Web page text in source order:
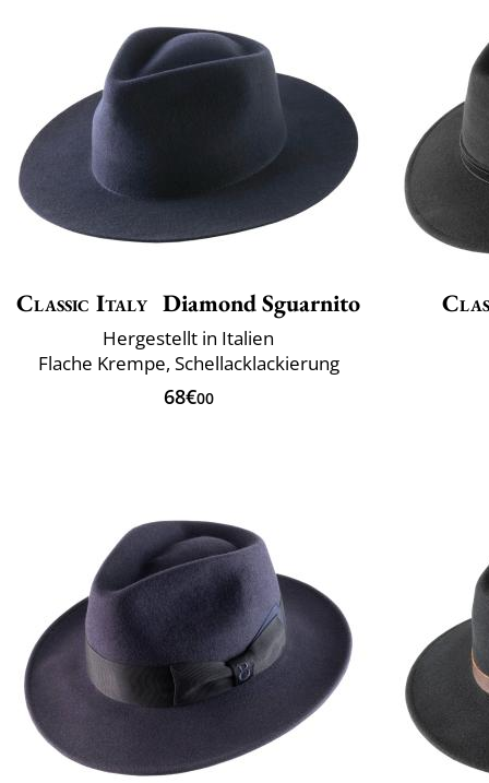
Classic Italy Diamond Sguarnito
Hergestellt in Italien
Flache Krempe, Schellacklackierung
68€00